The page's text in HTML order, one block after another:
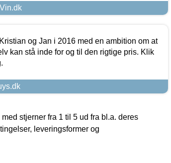
og Jan i 2016 med en ambition om at
kan stå inde for og til den rigtige pris. Klik
stjerner fra 1 til 5 ud fra bl.a. deres
leveringsformer og